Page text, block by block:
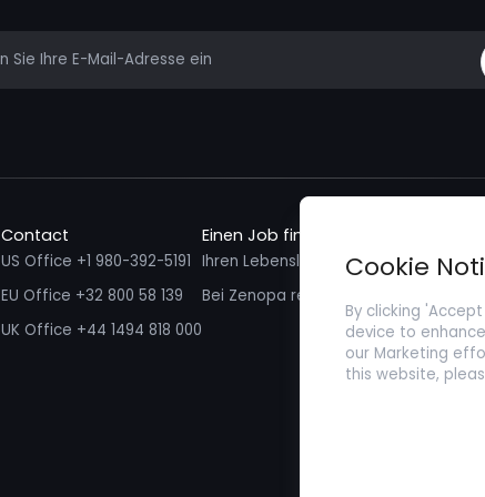
Contact
US Office +1 980-392-5191
EU Office +32 800 58 139
UK Office +44 1494 818 000
Einen Job finden
Ihren Lebenslauf einreichen
Bei Zenopa registrieren
Ich
Cookie
By clicking
device to
our Marketing
this website,